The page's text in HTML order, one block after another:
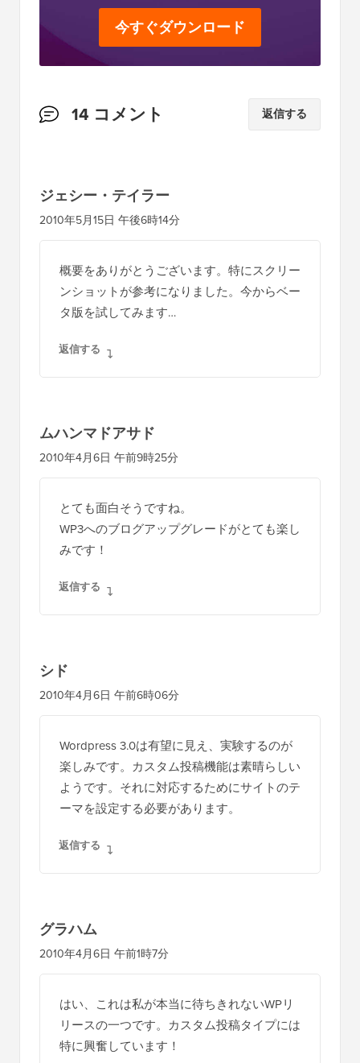
今すぐダウンロード
読
の
イ
ン
ン
14 コメント 返信する
ジェシー・テイラー
2010年5月15日 午後6時14分
概要をありがとうございます。特にスクリー
ンショットが参考になりました。今からベー
タ版を試してみます…
返信する
ムハンマドアサド
2010年4月6日 午前9時25分
とても面白そうですね。
WP3へのブログアップグレードがとても楽し
みです！
返信する
シド
2010年4月6日 午前6時06分
Wordpress 3.0は有望に見え、実験するのが
楽しみです。カスタム投稿機能は素晴らしい
ようです。それに対応するためにサイトのテ
ーマを設定する必要があります。
返信する
グラハム
2010年4月6日 午前1時7分
はい、これは私が本当に待ちきれないWPリ
リースの一つです。カスタム投稿タイプには
特に興奮しています！